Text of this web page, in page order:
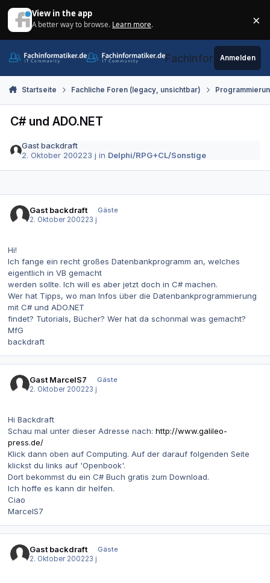
View in the app
A better way to browse. Learn more. ×
Fachinformatiker.de
Anmelden
Startseite Fachliche Foren (legacy, unsichtbar)
C# und ADO.NET
Gast backdraft
2. Oktober 200223 j in Delphi/RPG+CL/Sonstige
Gast backdraft
Gäste
2. Oktober 200223 j
Hi!
Ich fange ein recht großes Datenbankprogramm an, welches
eigentlich in VB gemacht
werden sollte. Ich will es aber jetzt doch in C# machen.
Wer hat Tipps, wo man Infos über die Datenbankprogrammierung
mit C# und ADO.NET
findet? Tutorials, Bücher? Wer hat da schonmal was gemacht?
MfG
backdraft
Gast MarcelS7
Gäste
2. Oktober 200223 j
Hi Backdraft
Schau mal unter dieser Adresse nach: http://www.galileo-
press.de/
Klick dann oben auf Computing. Auf der darauf folgenden Seite
klickst du links auf 'Openbook'.
Dort bekommst du ein C# Buch gratis zum Download.
Ich hoffe es kann dir helfen.
Ciao
MarcelS7
Gast backdraft
Gäste
2. Oktober 200223 j